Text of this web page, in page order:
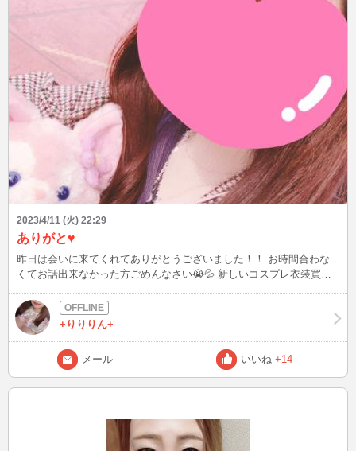
2023/4/11 (火) 22:29
ありがと♥️
昨日は会いに来てくれてありがとうございました！！ お時間合わな
くてお話出来なかった方ごめんなさい😭💦 新しいコスプレ衣装買っ
ら見に来てほしーな🥺 待ってるね💕︎(*´³`*) ㄘゅ💕
+りりりん+
メール いいね +14